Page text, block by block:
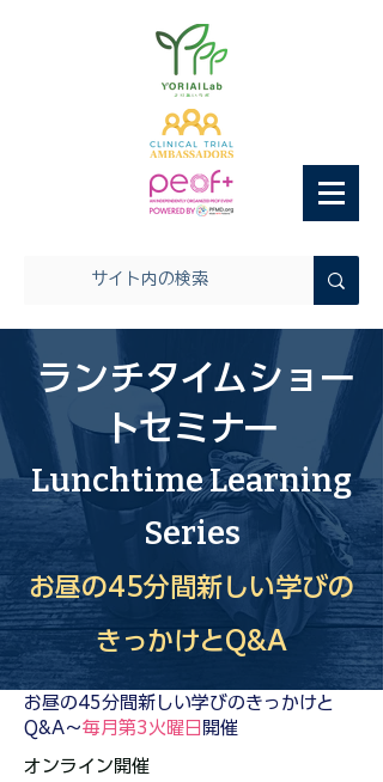
ランチタイムショー
トセミナー
Lunchtime Learning
Series
お昼の45分間新しい学びの
きっかけとQ&A
お昼の45分間新しい学びのきっかけと
Q&A～毎月第3火曜日 開催
​オンライン開催